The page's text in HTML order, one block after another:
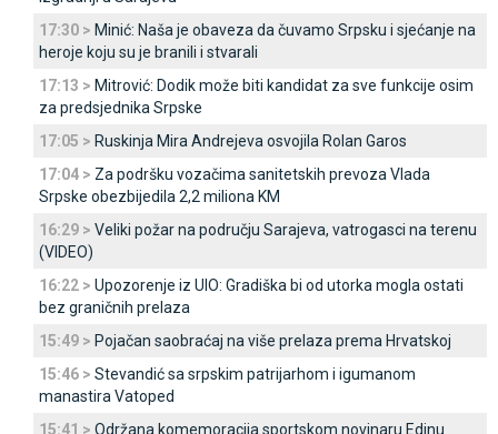
17:30 > Minić: Naša je obaveza da čuvamo Srpsku i sjećanje na
heroje koju su je branili i stvarali
17:13 > Mitrović: Dodik može biti kandidat za sve funkcije osim
za predsjednika Srpske
17:05 > Ruskinja Mira Andrejeva osvojila Rolan Garos
17:04 > Za podršku vozačima sanitetskih prevoza Vlada
Srpske obezbijedila 2,2 miliona KM
16:29 > Veliki požar na području Sarajeva, vatrogasci na terenu
(VIDEO)
16:22 > Upozorenje iz UIO: Gradiška bi od utorka mogla ostati
bez graničnih prelaza
15:49 > Pojačan saobraćaj na više prelaza prema Hrvatskoj
15:46 > Stevandić sa srpskim patrijarhom i igumanom
manastira Vatoped
15:41 > Održana komemoracija sportskom novinaru Edinu